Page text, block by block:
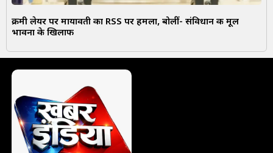
क्रीमी लेयर पर मायावती का RSS पर हमला, बोलीं- संविधान की मूल
भावना के खिलाफ